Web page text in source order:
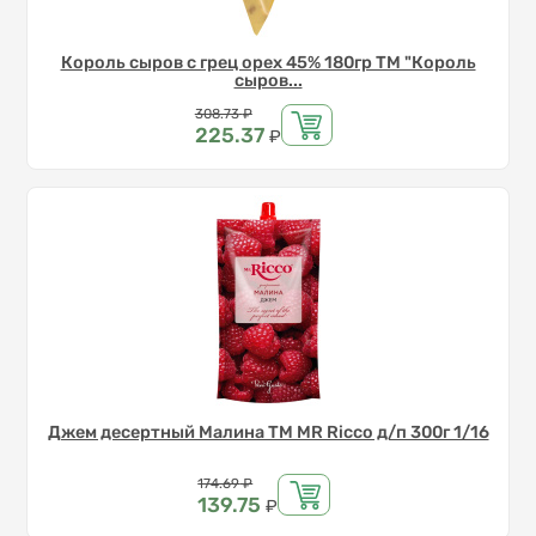
Король сыров с грец орех 45% 180гр ТМ "Король
сыров...
Цена
308.73 ₽
225.37 ₽
Джем десертный Малина ТМ MR Ricco д/п 300г 1/16
Цена
174.69 ₽
139.75 ₽